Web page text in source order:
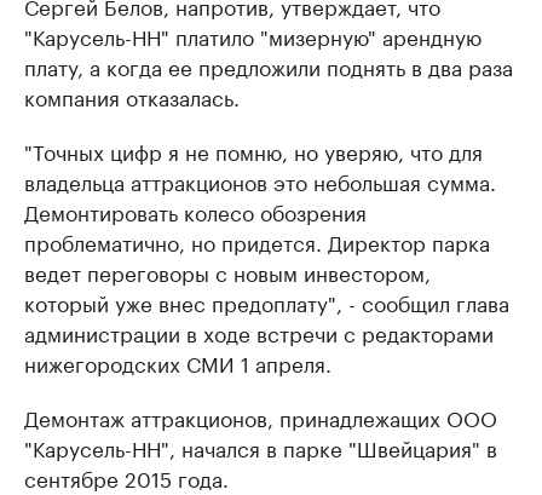
"Карусель-НН" платило "мизерную" арендную
плату, а когда ее предложили поднять в два раза
компания отказалась.
"Точных цифр я не помню, но уверяю, что для
владельца аттракционов это небольшая сумма.
Демонтировать колесо обозрения
проблематично, но придется. Директор парка
ведет переговоры с новым инвестором,
который уже внес предоплату", - сообщил глава
администрации в ходе встречи с редакторами
нижегородских СМИ 1 апреля.
Демонтаж аттракционов, принадлежащих ООО
"Карусель-НН", начался в парке "Швейцария" в
сентябре 2015 года.